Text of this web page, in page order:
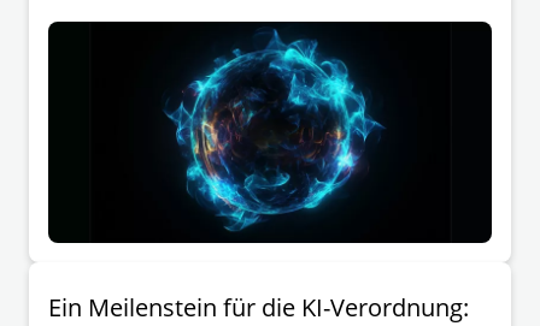
geschickten Einsatz der richtigen Befehle, oder
Prompts, können Juristen bei zahlreichen Aufgaben im
Kontext juristischer Arbeit Zeit sparen – so das
Versprechen dieser neuen Technologie. In diesem
Artikel gehen wir der Frage nach, was gutes „Legal
Prompting“ ausmacht.
Ein Meilenstein für die KI-Verordnung: